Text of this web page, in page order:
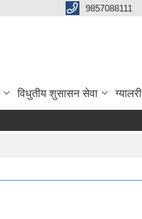
9857088111
विधुतीय शुसासन सेवा ग्यालरी